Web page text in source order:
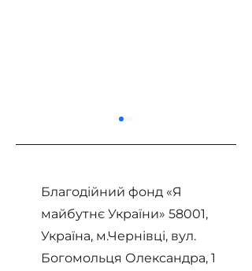
Історія Софії та
Володимира
Благодійний фонд «Я
майбутнє України» 58001,
Україна, м.Чернівці, вул.
Богомольця Олександра, 1